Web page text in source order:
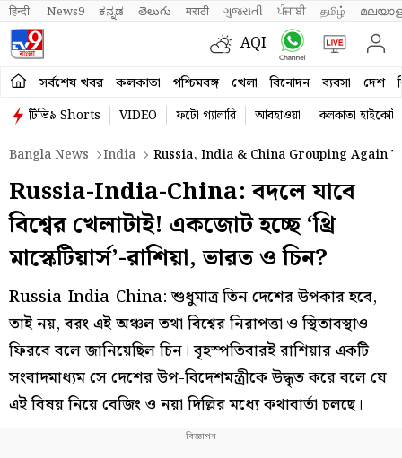
हिन्दी News9 ಕನ್ನಡ తెలుగు मराठी ગુજરાતી ਪੰਜਾਬੀ தமிழ்
AQI
সর্বশেষ খবর কলকাতা পশ্চিমবঙ্গ খেলা বিনোদন ব্যবসা দেশ
টিভি৯ Shorts VIDEO ফটো গ্যালারি আবহাওয়া
কলকাতা হাইকোর্ট
Bangla News
India Russia, India & China Grouping Again
Russia-India-China: বদলে যাবে
বিশ্বের খেলাটাই! একজোট হচ্ছে ‘থ্রি
মাস্কেটিয়ার্স’-রাশিয়া, ভারত ও চিন?
Russia-India-China: শুধুমাত্র তিন দেশের উপকার হবে,
তাই নয়, বরং এই অঞ্চল তথা বিশ্বের নিরাপত্তা ও স্থিতাবস্থাও
ফিরবে বলে জানিয়েছিল চিন। বৃহস্পতিবারই রাশিয়ার একটি
সংবাদমাধ্যম সে দেশের উপ-বিদেশমন্ত্রীকে উদ্ধৃত করে বলে যে
এই বিষয় নিয়ে বেজিং ও নয়া দিল্লির মধ্যে কথাবার্তা চলছে।